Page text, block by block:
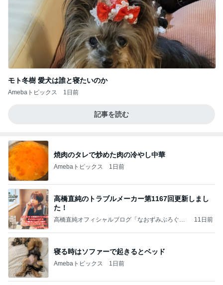
モト冬樹 愛犬は誰と寝たいのか
Amebaトピックス 1日前
記事を読む
焼肉のタレで炒めた肉の冷やし中華
Amebaトピックス 1日前
高橋直純のトラブルメーカー第1167回更新しまし
た！
高橋直純オフィシャルブログ「なおずみぶろぐ」
11日前
寝る時はソファーで起きるとベッド
Amebaトピックス 1日前